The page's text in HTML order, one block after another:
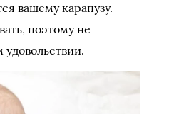
вашему карапузу.
поэтому не
удовольствии.